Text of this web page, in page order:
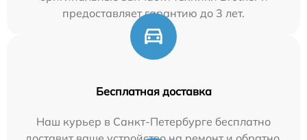
предоставляет гарантию до 3 лет.
Бесплатная доставка
Наш курьер в Санкт-Петербурге бесплатно